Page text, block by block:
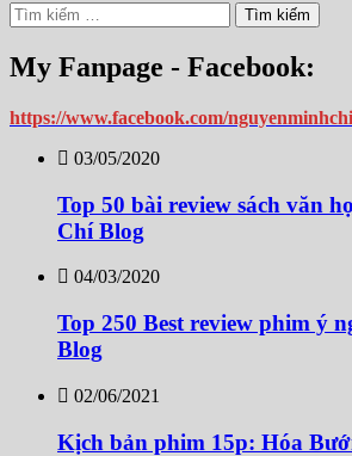
Tìm
kiếm
cho:
My Fanpage - Facebook:
https://www.facebook.com/
03/05/2020
Top 50 bài review sách văn
Chí Blog
04/03/2020
Top 250 Best review phim ý
Blog
02/06/2021
Kịch bản phim 15p: Hóa